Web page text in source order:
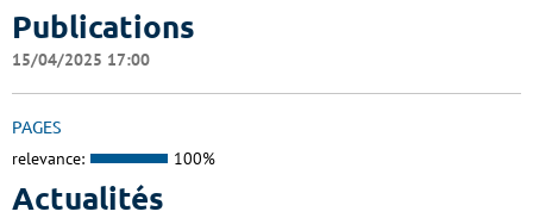
Publications
15/04/2025 17:00
PAGES
relevance: 100%
Actualités